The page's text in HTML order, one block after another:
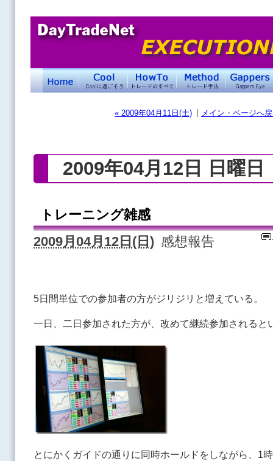
« 2009年04月11日(土) メイン・ページへ
2009年04月12日 日曜日
トレーニング雑感
2009月04月12日(日) 感想報告
5日間単位での参加者の方がジリジリと増えている。
一日、二日参加された方が、改めて継続参加されると
とにかくガイドの通りに同時ホールドをしながら、1